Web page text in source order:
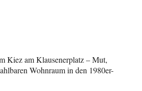
Kiez am Klausenerplatz – Mut,
Wohnraum in den 1980er-